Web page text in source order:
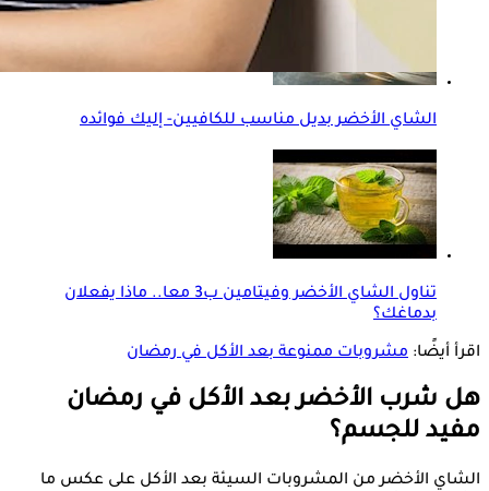
الشاي الأخضر بديل مناسب للكافيين- إليك فوائده
تناول الشاي الأخضر وفيتامين ب3 معا.. ماذا يفعلان
بدماغك؟
اقرأ أيضًا: مشروبات ممنوعة بعد الأكل في رمضان
هل شرب الأخضر بعد الأكل في رمضان
مفيد للجسم؟
الشاي الأخضر من المشروبات السيئة بعد الأكل على عكس ما